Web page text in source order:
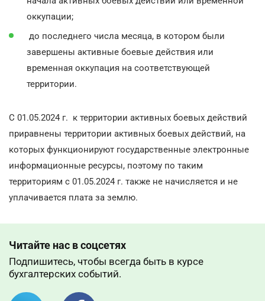
оккупации;
до последнего числа месяца, в котором были
завершены активные боевые действия или
временная оккупация на соответствующей
территории.
С 01.05.2024 г. к территории активных боевых действий
приравнены территории активных боевых действий, на
которых функционируют государственные электронные
информационные ресурсы, поэтому по таким
территориям с 01.05.2024 г. также не начисляется и не
уплачивается плата за землю.
Читайте нас в соцсетях
Подпишитесь, чтобы всегда быть в курсе
бухгалтерских событий.